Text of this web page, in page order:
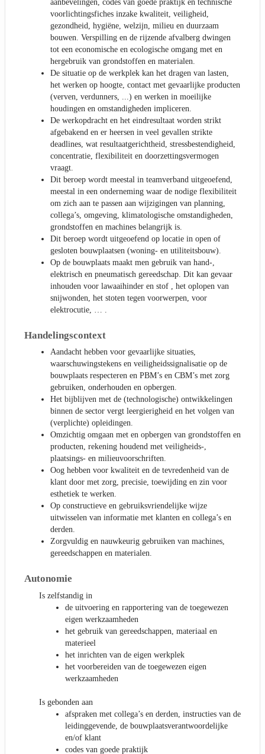
aanbevelingen, codes van goede praktijk en technische
voorlichtingsfiches inzake kwaliteit, veiligheid,
gezondheid, hygiëne, welzijn, milieu en duurzaam
bouwen. Verspilling en de rijzende afvalberg dwingen
tot een economische en ecologische omgang met en
hergebruik van grondstoffen en materialen.
De situatie op de werkplek kan het dragen van lasten,
het werken op hoogte, contact met gevaarlijke producten
(verven, verdunners, ...) en werken in moeilijke
houdingen en omstandigheden impliceren.
De werkopdracht en het eindresultaat worden strikt
afgebakend en er heersen in veel gevallen strikte
deadlines, wat resultaatgerichtheid, stressbestendigheid,
concentratie, flexibiliteit en doorzettingsvermogen
vraagt.
Dit beroep wordt meestal in teamverband uitgeoefend,
meestal in een onderneming waar de nodige flexibiliteit
om zich aan te passen aan wijzigingen van planning,
collega’s, omgeving, klimatologische omstandigheden,
grondstoffen en machines belangrijk is.
Dit beroep wordt uitgeoefend op locatie in open of
gesloten bouwplaatsen (woning- en utiliteitsbouw).
Op de bouwplaats maakt men gebruik van hand-,
elektrisch en pneumatisch gereedschap. Dit kan gevaar
inhouden voor lawaaihinder en stof , het oplopen van
snijwonden, het stoten tegen voorwerpen, voor
elektrocutie, … .
Handelingscontext
Aandacht hebben voor gevaarlijke situaties,
waarschuwingstekens en veiligheidssignalisatie op de
bouwplaats respecteren en PBM’s en CBM’s met zorg
gebruiken, onderhouden en opbergen.
Het bijblijven met de (technologische) ontwikkelingen
binnen de sector vergt leergierigheid en het volgen van
(verplichte) opleidingen.
Omzichtig omgaan met en opbergen van grondstoffen en
producten, rekening houdend met veiligheids-,
plaatsings- en milieuvoorschriften.
Oog hebben voor kwaliteit en de tevredenheid van de
klant door met zorg, precisie, toewijding en zin voor
esthetiek te werken.
Op constructieve en gebruiksvriendelijke wijze
uitwisselen van informatie met klanten en collega’s en
derden.
Zorgvuldig en nauwkeurig gebruiken van machines,
gereedschappen en materialen.
Autonomie
Is zelfstandig in
de uitvoering en rapportering van de toegewezen
eigen werkzaamheden
het gebruik van gereedschappen, materiaal en
materieel
het inrichten van de eigen werkplek
het voorbereiden van de toegewezen eigen
werkzaamheden
Is gebonden aan
afspraken met collega’s en derden, instructies van de
leidinggevende, de bouwplaatsverantwoordelijke
en/of klant
codes van goede praktijk